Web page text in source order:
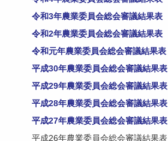
令和3年農業委員会総会審議結果表
令和2年農業委員会総会審議結果表
令和元年農業委員会総会審議結果表
平成30年農業委員会総会審議結果表
平成29年農業委員会総会審議結果表
平成28年農業委員会総会審議結果表
平成27年農業委員会総会審議結果表
平成26年農業委員会総会審議結果表